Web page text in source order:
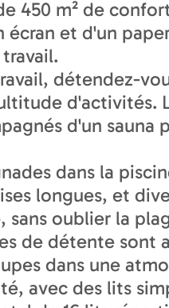
450 m² de
écran et d'un
détendez-
d'activités.
d'un
dans la
longues, et
oublier la
de détente sont
dans une
avec des lits